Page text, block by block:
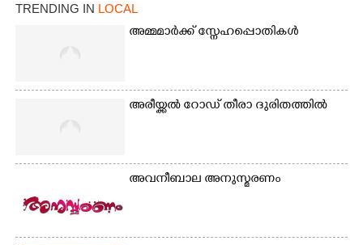
വെള്ളത്തിലൂടെ
നായ. ഫോട്ടോ: കെ.വിശ്വജി
ത്ത്
TRENDING IN LOCAL
അമ്മമാർക്ക് സ്നേഹപ്പൊതികൾ
അരീയ്ക്കൽ റോഡ് തീരാ ദുരിതത്തിൽ
അവനീബാല അനുസ്മരണം